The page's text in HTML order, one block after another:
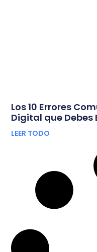
Los 10 Errores
Digital que Debes
LEER TODO